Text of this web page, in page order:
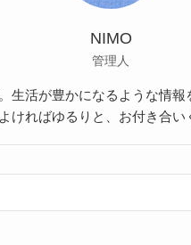
NIMO
管理人
生活が豊かになるような情報
ければゆるりと、お付き合い